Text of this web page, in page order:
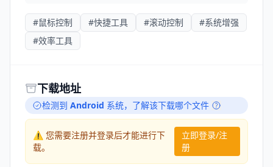
#鼠标控制 #快捷工具 #滚动控制
#系统增强
#效率工具
下载地址
检测到 Android 系统， 了解该下载哪个文件
⚠️ 您需要注册并登录后才能进行下
载。
立即登录/注
册